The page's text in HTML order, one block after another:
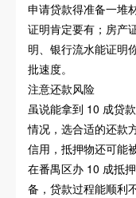
申请贷款得准备一堆
证明肯定要有；房产
明、银行流水能证明
批速度。
注意还款风险
虽说能拿到 10 成贷
情况，选合适的还款
信用，抵押物还可能
在番禺区办 10 成抵
备，贷款过程能顺利